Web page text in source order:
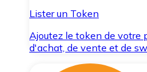
Lister un Token
Ajoutez le token de votre
d'achat, de vente et de